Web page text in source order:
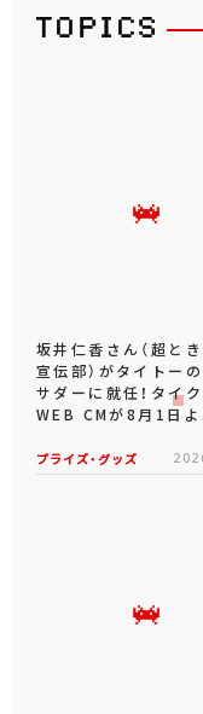
坂井仁香さん（超と
宣伝部）がタイトー
サダーに就任！タイ
WEB CMが8月1日
プライズ・グッズ